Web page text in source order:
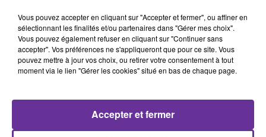
COMMENT GÉRER SON ALIMENTATION PENDANT LE
Sawa avec le Dr Hassan Younes
Vous pouvez accepter en cliquant sur "Accepter et fermer", ou affiner en
sélectionnant les finalités et/ou partenaires dans "Gérer mes choix".
Vous pouvez également refuser en cliquant sur "Continuer sans
accepter". Vos préférences ne s'appliqueront que pour ce site. Vous
pouvez mettre à jour vos choix, ou retirer votre consentement à tout
moment via le lien "Gérer les cookies" situé en bas de chaque page.
Accepter et fermer